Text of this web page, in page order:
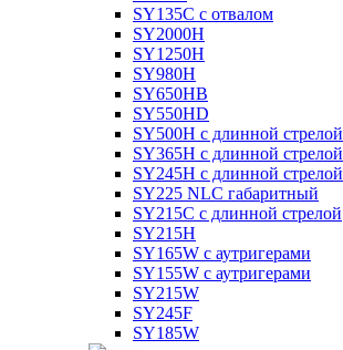
SY135C с отвалом
SY2000H
SY1250H
SY980H
SY650HB
SY550HD
SY500H с длинной стрелой
SY365H с длинной стрелой
SY245H с длинной стрелой
SY225 NLC габаритный
SY215C с длинной стрелой
SY215H
SY165W с аутригерами
SY155W с аутригерами
SY215W
SY245F
SY185W